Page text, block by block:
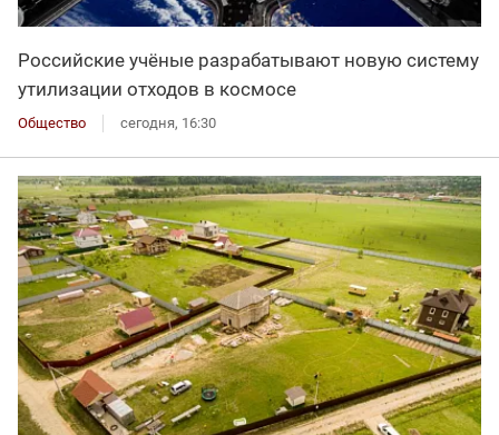
Российские учёные разрабатывают новую систему
утилизации отходов в космосе
Общество сегодня, 16:30